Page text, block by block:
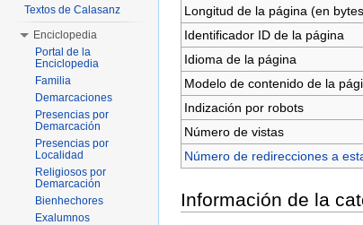
Longitud de la página (en
Identificador ID de la página
Idioma de la página
Modelo de contenido de la
Indización por robots
Número de vistas
Número de redirecciones a
Información de la
Textos de Calasanz
Enciclopedia
Portal de la
Enciclopedia
Familia
Demarcaciones
Presencias por
Demarcación
Presencias por
Localidad
Religiosos por
Demarcación
Bienhechores
Exalumnos